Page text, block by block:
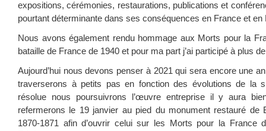
expositions, cérémonies, restaurations, publications et
pourtant déterminante dans ses conséquences en France et en
Nous avons également rendu hommage aux Morts pour la
bataille de France de 1940 et pour ma part j’ai participé à plus
Aujourd’hui nous devons penser à 2021 qui sera encore une
traverserons à petits pas en fonction des évolutions de la
résolue nous poursuivrons l’œuvre entreprise il y aura
refermerons le 19 janvier au pied du monument restauré de
1870-1871 afin d’ouvrir celui sur les Morts pour la France